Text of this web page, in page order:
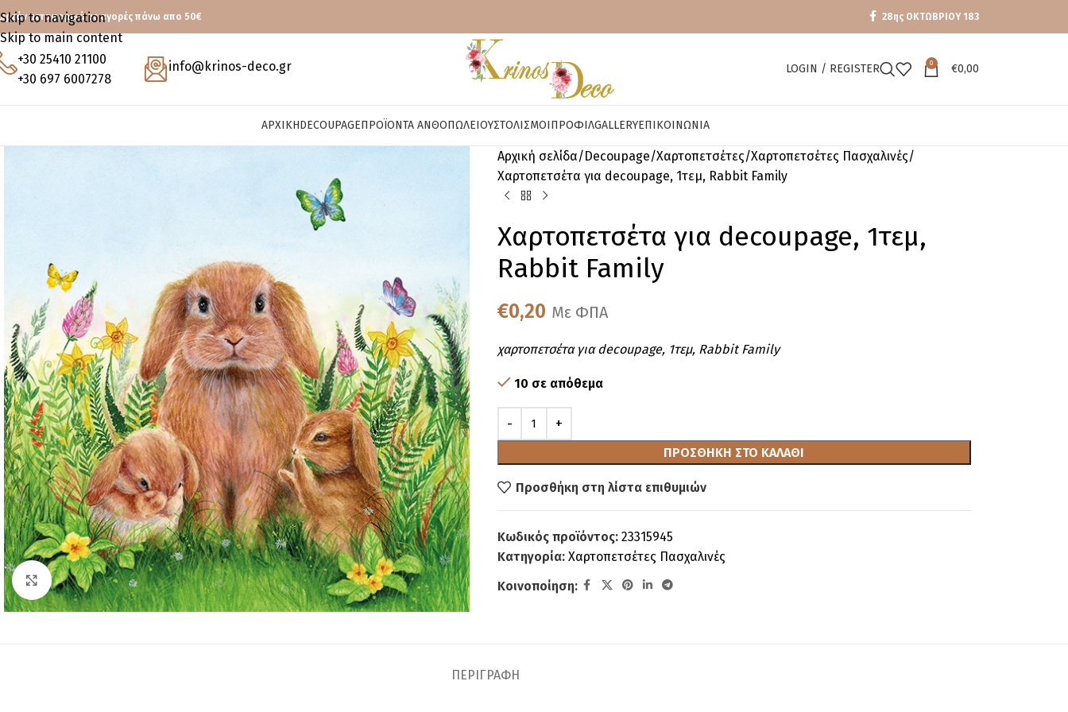
Skip to navigation
Skip to main content
μεταφορικά με αγορές πάνω απο 50€ 28ης ΟΚΤΩΒΡΙΟΥ 183
+30 25410 21100
+30 697 6007278
info@krinos-deco.gr LOGIN / REGISTER 0 €0,00
ΑΡΧΙΚΉDECOUPAGEΠΡΟΪΌΝΤΑ ΑΝΘΟΠΩΛΕΊΟΥΣΤΟΛΙΣΜΟΊΠΡΟΦΊΛGALLERYΕΠΙΚΟΙΝΩΝΊΑ
Click to enlarge
Αρχική σελίδα Decoupage Χαρτοπετσέτες Χαρτοπετσέτες Πασχαλινές
Χαρτοπετσέτα για decoupage, 1τεμ, Rabbit Family
Χαρτοπετσέτα για decoupage, 1τεμ,
Rabbit Family
€0,20 Με ΦΠΑ
χαρτοπετσέτα για decoupage, 1τεμ, Rabbit Family
10 σε απόθεμα
ΠΡΟΣΘΉΚΗ ΣΤΟ ΚΑΛΆΘΙ
Προσθήκη στη λίστα επιθυμιών
Κωδικός προϊόντος: 23315945
Κατηγορία: Χαρτοπετσέτες Πασχαλινές
Κοινοποίηση:
ΠΕΡΙΓΡΑΦΉ